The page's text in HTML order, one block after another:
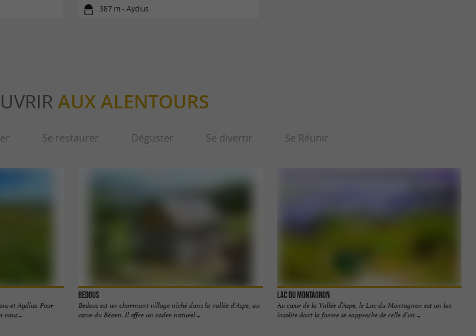
387 m - Aydius
AUX ALENTOURS
Se restaurer Déguster Se divertir Se Réunir
et Aydius. Pour
vous ...
Bedous
Bedous est un charmant village niché dans la vallée d'Aspe, au
cœur du Béarn. Il offre un cadre naturel ...
Lac du Montagnon
Au cœur de la Vallée d’Aspe, le Lac du Montagnon est un lac
insolite dont la forme se rapproche de celle d’un ...